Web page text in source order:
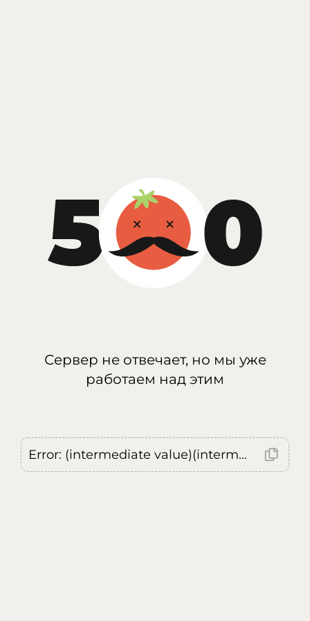
Сервер не отвечает, но мы уже
работаем над этим
Error: (intermediate value)(intermediate value)(intermediate value).replaceAll is not a function